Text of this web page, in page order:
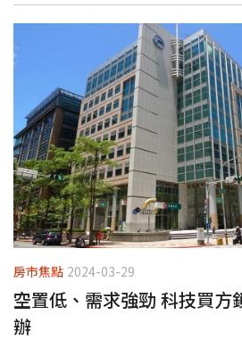
房市焦點 2024-03-29
空置低、需求強勁 科技買方
辦